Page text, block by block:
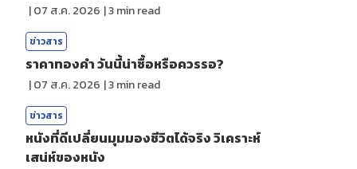
|07 ส.ค. 2026 |3min read
ข่าวสาร
ราคาทองคํา วันนี้น่าซื้อหรือควรรอ?
|07 ส.ค. 2026 |3min read
ข่าวสาร
หนังที่ดีเปลี่ยนมุมมองชีวิตได้จริง วิเคราะห์
เสน่ห์ของหนัง